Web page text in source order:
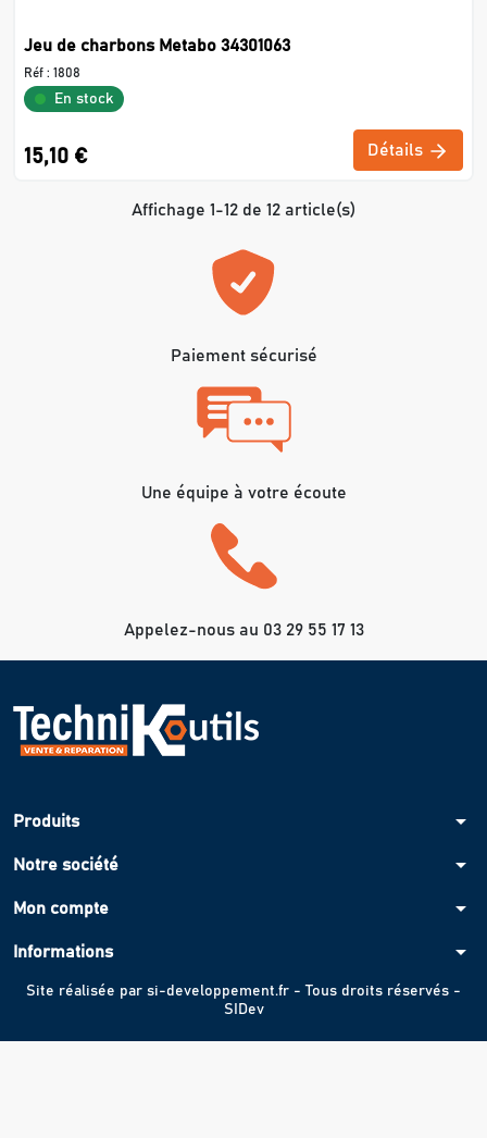
Jeu de charbons Metabo 34301063
Réf : 1808
En stock
15,10 € Détails
Affichage 1-12 de 12 article(s)
Paiement sécurisé
Une équipe à votre écoute
Appelez-nous au 03 29 55 17 13
Produits arrow_drop_down
Notre société arrow_drop_down
Mon compte arrow_drop_down
Informations arrow_drop_down
Site réalisée par si-developpement.fr - Tous droits réservés -
SIDev